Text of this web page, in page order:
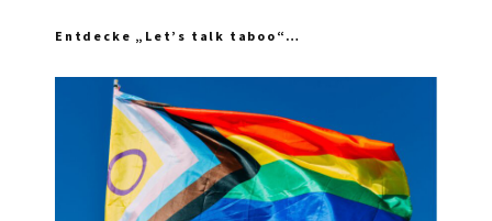
Entdecke „Let’s talk taboo“…